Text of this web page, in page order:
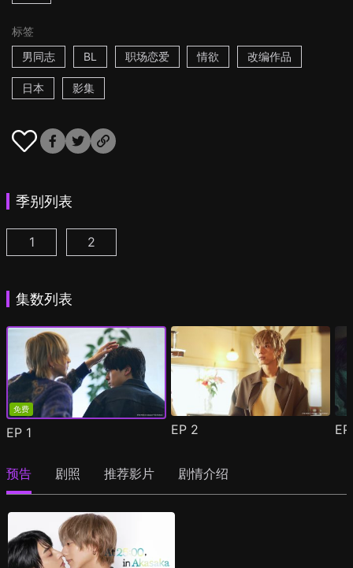
标签
男同志
BL 职场恋爱 情欲 改编作品
日本 影集
季别列表
25时，赤坂见 第1集
1 25时，赤坂见 第2季 第1集
2
集数列表
免费
EP 1 EP 2
预告 剧照 推荐影片 剧情介绍